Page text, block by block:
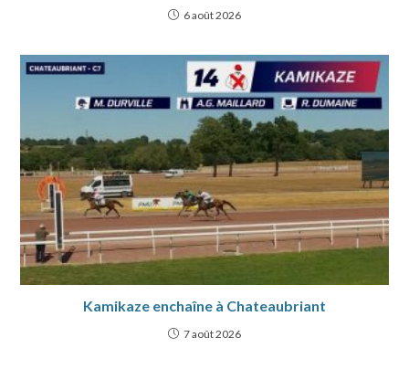
6 août 2026
Kamikaze enchaîne à Chateaubriant
7 août 2026